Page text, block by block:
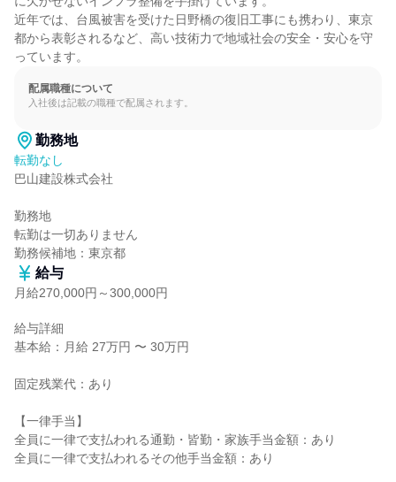
近年では、台風被害を受けた日野橋の復旧工事にも携わり、東京
都から表彰されるなど、高い技術力で地域社会の安全・安心を守
っています。
配属職種について
入社後は記載の職種で配属されます。
勤務地
転勤なし
巴山建設株式会社
勤務地
転勤は一切ありません
勤務候補地：東京都
給与
月給270,000円～300,000円
給与詳細
基本給：月給 27万円 〜 30万円
固定残業代：あり
【一律手当】
全員に一律で支払われる通勤・皆勤・家族手当金額：あり
全員に一律で支払われるその他手当金額：あり